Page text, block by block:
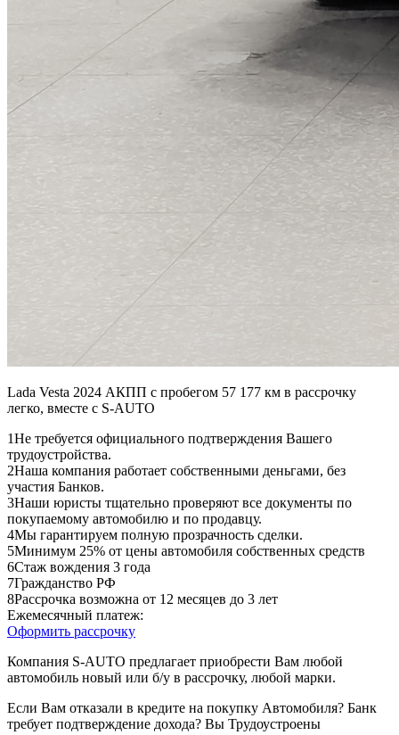
Lada Vesta 2024 АКПП с пробегом 57 177 км в рассрочку
легко, вместе с S-AUTO
1Не требуется официального подтверждения Вашего
трудоустройства.
2Наша компания работает собственными деньгами, без
участия Банков.
3Наши юристы тщательно проверяют все документы по
покупаемому автомобилю и по продавцу.
4Мы гарантируем полную прозрачность сделки.
5Минимум 25% от цены автомобиля собственных средств
6Стаж вождения 3 года
7Гражданство РФ
8Рассрочка возможна от 12 месяцев до 3 лет
Ежемесячный платеж:
Оформить рассрочку
Компания S-AUTO предлагает приобрести Вам любой
автомобиль новый или б/у в рассрочку, любой марки.
Если Вам отказали в кредите на покупку Автомобиля? Банк
требует подтверждение дохода? Вы Трудоустроены